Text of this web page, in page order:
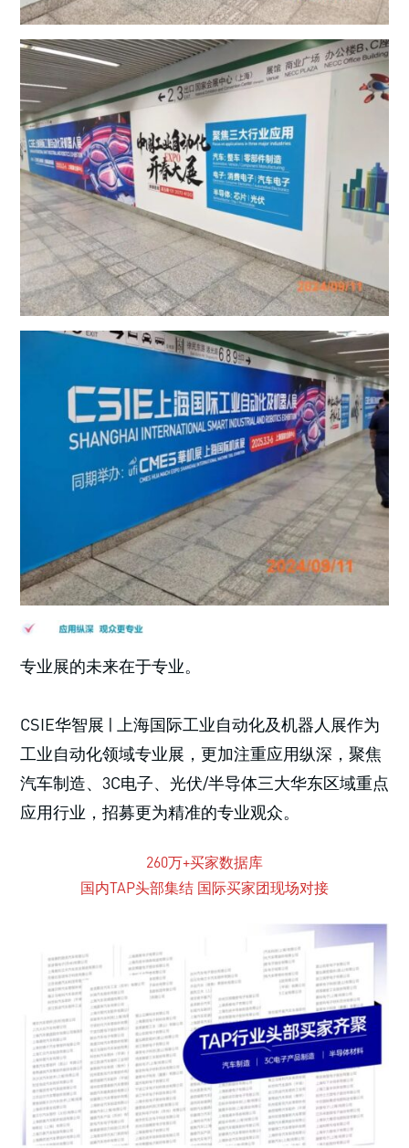
专业展的未来在于专业。
CSIE华智展 | 上海国际工业自动化及机器人展作为
工业自动化领域专业展，更加注重应用纵深，聚焦
汽车制造、3C电子、光伏/半导体三大华东区域重点
应用行业，招募更为精准的专业观众。
260万+买家数据库
国内TAP头部集结 国际买家团现场对接